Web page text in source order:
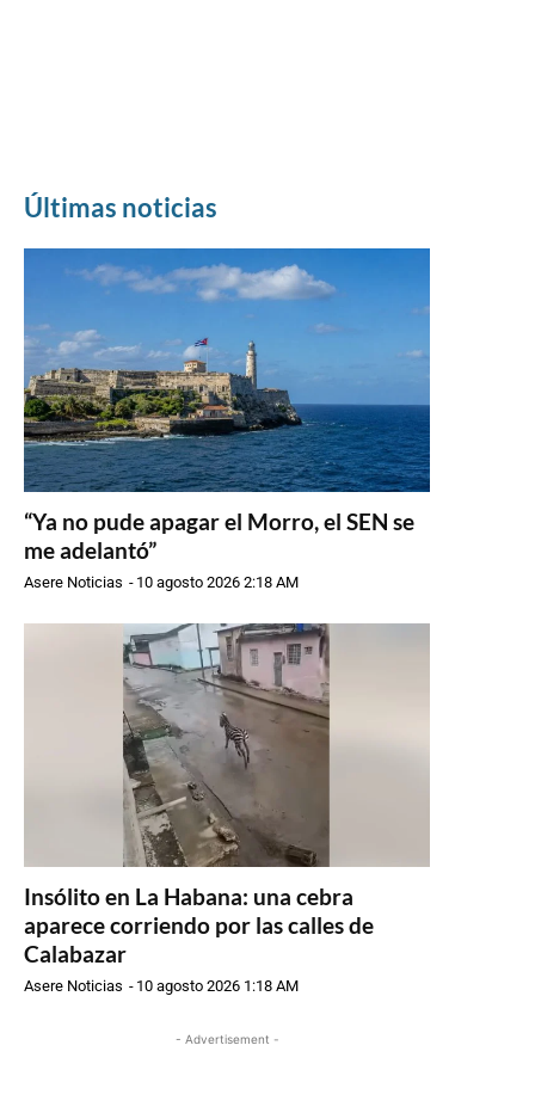
Últimas noticias
“Ya no pude apagar el Morro, el SEN se
me adelantó”
Asere Noticias - 10 agosto 2026 2:18 AM
Insólito en La Habana: una cebra
aparece corriendo por las calles de
Calabazar
Asere Noticias - 10 agosto 2026 1:18 AM
- Advertisement -